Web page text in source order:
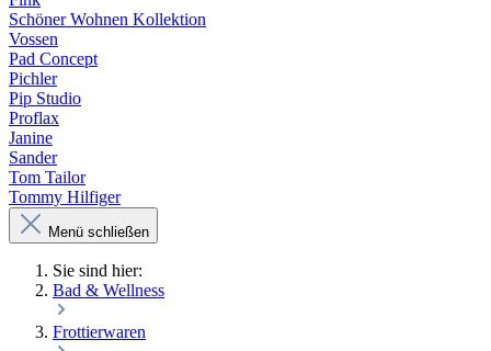
Schöner Wohnen Kollektion
Vossen
Pad Concept
Pichler
Pip Studio
Proflax
Janine
Sander
Tom Tailor
Tommy Hilfiger
Menü schließen
Sie sind hier:
Bad & Wellness
Frottierwaren